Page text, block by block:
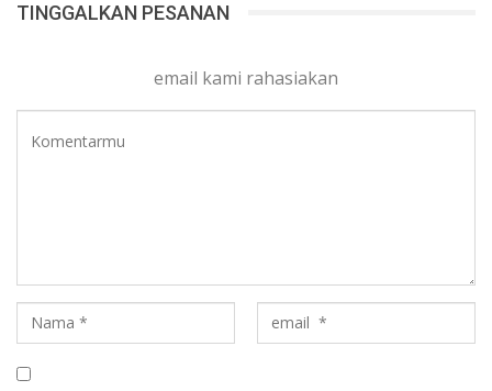
TINGGALKAN PESANAN
email kami rahasiakan